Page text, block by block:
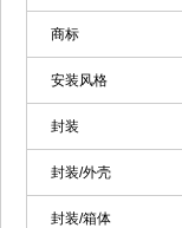
商标
安装风格
封装
封装/外壳
封装/箱体